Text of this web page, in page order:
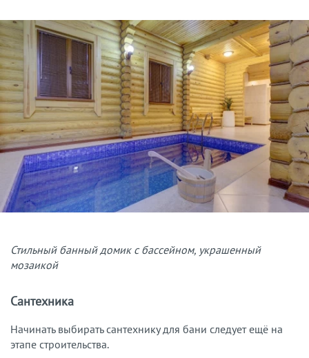
Стильный банный домик с бассейном, украшенный
мозаикой
Сантехника
Начинать выбирать сантехнику для бани следует ещё на
этапе строительства.